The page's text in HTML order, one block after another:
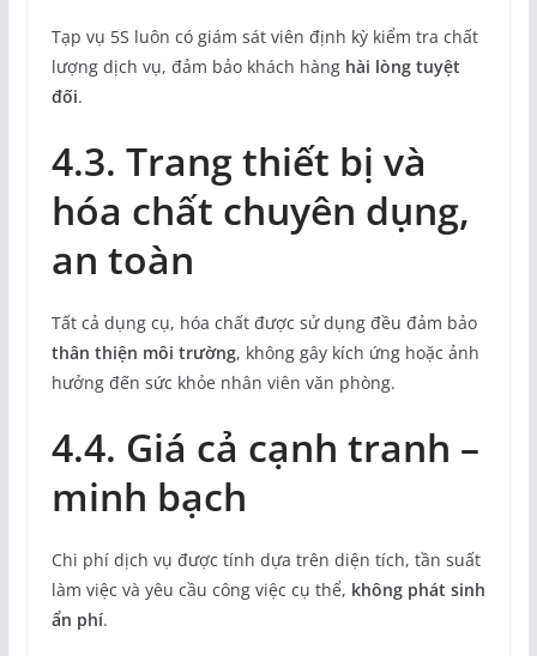
Tạp vụ 5S luôn có giám sát viên định kỳ kiểm tra chất
lượng dịch vụ, đảm bảo khách hàng hài lòng tuyệt
đối.
4.3. Trang thiết bị và
hóa chất chuyên dụng,
an toàn
Tất cả dụng cụ, hóa chất được sử dụng đều đảm bảo
thân thiện môi trường, không gây kích ứng hoặc ảnh
hưởng đến sức khỏe nhân viên văn phòng.
4.4. Giá cả cạnh tranh –
minh bạch
Chi phí dịch vụ được tính dựa trên diện tích, tần suất
làm việc và yêu cầu công việc cụ thể, không phát sinh
ẩn phí.